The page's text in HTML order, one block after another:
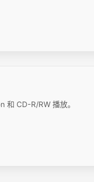
CD-R/RW 播放。